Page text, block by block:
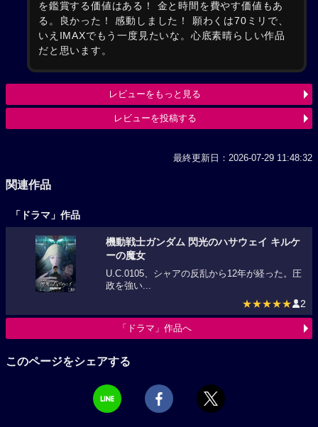
を鑑賞する価値はある！ 金と時間を費やす価値もあ
る。良かった！ 感動しました！ 願わくは70ミリで、
いえIMAXでもう一度見たいな。心底素晴らしい作品
だと思います。
レビューをもっと見る
レビューを投稿する
最終更新日：2026-07-29 11:48:32
関連作品
「ドラマ」作品
機動戦士ガンダム 閃光のハサウェイ キルケ
ーの魔女
U.C.0105、シャアの反乱から12年が経った。圧
政を強い...
★★★★★ 2
「ドラマ」作品へ
このページをシェアする